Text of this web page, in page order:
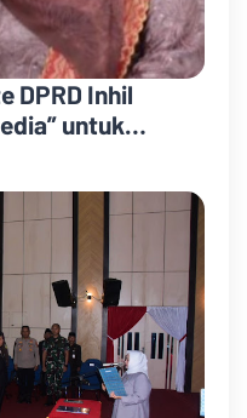
DPRD Inhil
untuk